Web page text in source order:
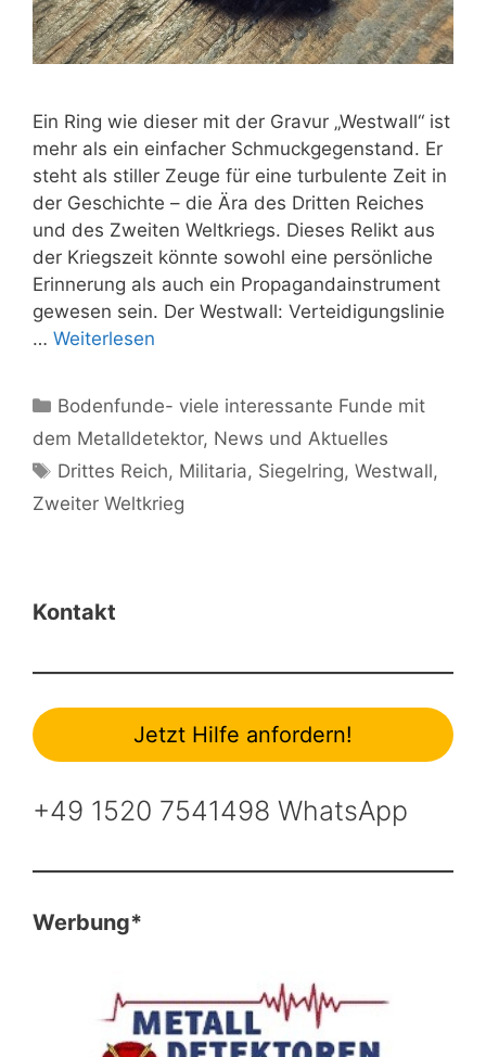
Ein Ring wie dieser mit der Gravur „Westwall“ ist
mehr als ein einfacher Schmuckgegenstand. Er
steht als stiller Zeuge für eine turbulente Zeit in
der Geschichte – die Ära des Dritten Reiches
und des Zweiten Weltkriegs. Dieses Relikt aus
der Kriegszeit könnte sowohl eine persönliche
Erinnerung als auch ein Propagandainstrument
gewesen sein. Der Westwall: Verteidigungslinie
… Weiterlesen
Kategorien
Bodenfunde- viele interessante Funde mit
dem Metalldetektor, News und Aktuelles
Schlagwörter
Drittes Reich, Militaria, Siegelring,Westwall,
Zweiter Weltkrieg
Kontakt
Jetzt Hilfe anfordern!
+49 1520 7541498 WhatsApp
Werbung*